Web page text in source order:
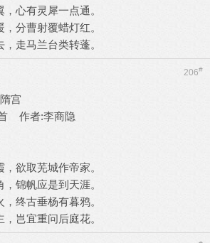
心有灵犀一点通。
分曹射覆蜡灯红。
走马兰台类转蓬。
206#
宫
作者:李商隐
欲取芜城作帝家。
锦帆应是到天涯。
终古垂杨有暮鸦。
岂宜重问后庭花。